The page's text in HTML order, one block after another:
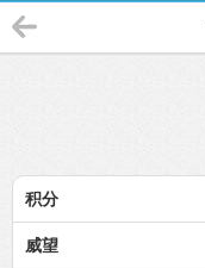
积分
威望